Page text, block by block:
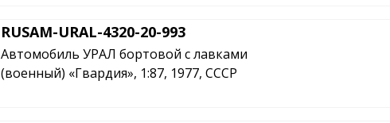
RUSAM-URAL-4320-20-993
Автомобиль УРАЛ бортовой с лавками
(военный) «Гвардия», 1:87, 1977, СССР